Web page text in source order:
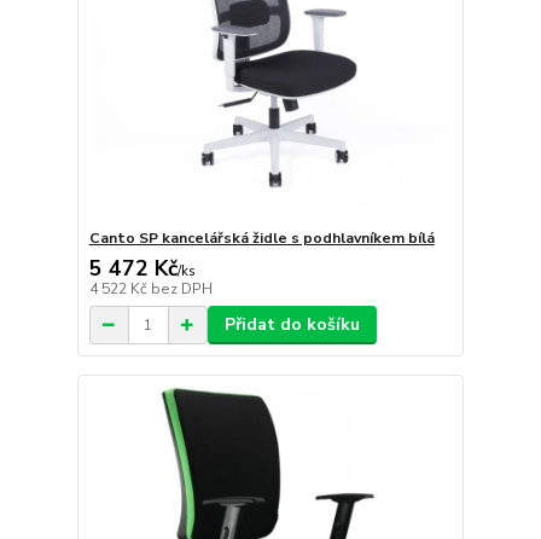
Canto SP kancelářská židle s podhlavníkem bílá
5 472 Kč/ks
4 522 Kč bez DPH
Přidat do košíku